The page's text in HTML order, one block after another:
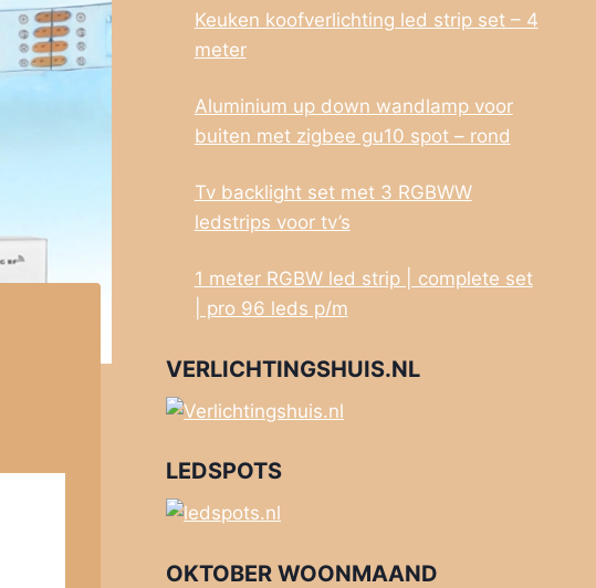
Keuken koofverlichting led strip set – 4
meter
Aluminium up down wandlamp voor
buiten met zigbee gu10 spot – rond
Tv backlight set met 3 RGBWW
ledstrips voor tv’s
1 meter RGBW led strip | complete set
| pro 96 leds p/m
VERLICHTINGSHUIS.NL
LEDSPOTS
OKTOBER WOONMAAND